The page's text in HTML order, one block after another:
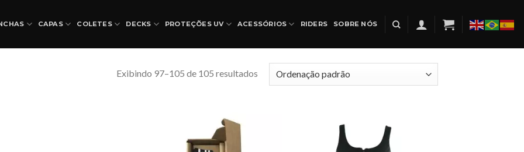
CAPAS COLETES DECKS PROTEÇÕES UV ACESSÓRIOS RIDERS SOBRE NÓS
Exibindo 97–105 de 105 resultados